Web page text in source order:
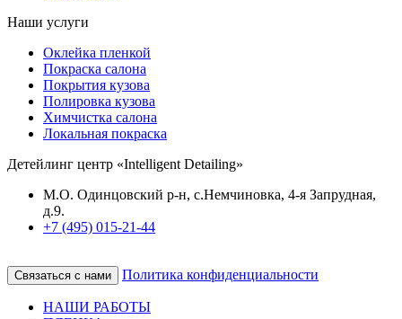
Наши услуги
Оклейка пленкой
Покраска салона
Покрытия кузова
Полировка кузова
Химчистка салона
Локальная покраска
Детейлинг центр «Intelligent Detailing»
М.О. Одинцовский р-н, с.Немчиновка, 4-я Запрудная,
д.9.
+7 (495) 015-21-44
Связаться с нами Политика конфиденциальности
НАШИ РАБОТЫ